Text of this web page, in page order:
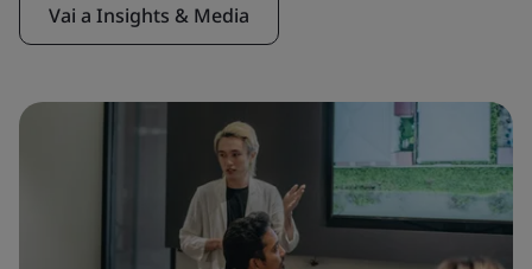
Vai a Insights & Media